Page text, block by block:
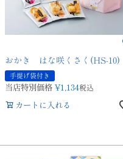
おかき はな咲くさく(HS-10)
手提げ袋付き
当店特別価格 ¥1,134税込
カートに入れる